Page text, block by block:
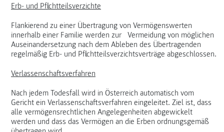
Erb- und Pflichtteilsverzichte
Flankierend zu einer Übertragung von Vermögenswerten
innerhalb einer Familie werden zur Vermeidung von möglichen
Auseinandersetzung nach dem Ableben des Übertragenden
regelmäßig Erb- und Pflichtteilsverzichtsverträge abgeschlossen.
Verlassenschaftsverfahren
Nach jedem Todesfall wird in Österreich automatisch vom
Gericht ein Verlassenschaftsverfahren eingeleitet. Ziel ist, dass
alle vermögensrechtlichen Angelegenheiten abgewickelt
werden und dass das Vermögen an die Erben ordnungsgemäß
Next